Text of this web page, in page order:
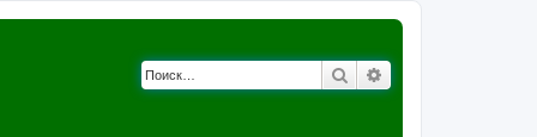
Поиск